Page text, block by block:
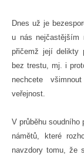
Dnes už je
u nás nejčastějším
přičemž její delikty
bez trestu, mj. i
nechcete
veřejnost.
V průběhu soudního
námětů, které
navzdory tomu, že